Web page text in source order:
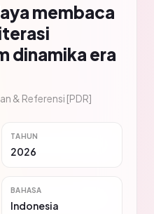
membaca
dinamika era
& Referensi [PDR]
TAHUN
2026
BAHASA
Indonesia